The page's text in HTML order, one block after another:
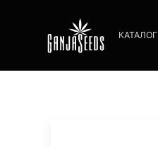
КАТАЛОГ